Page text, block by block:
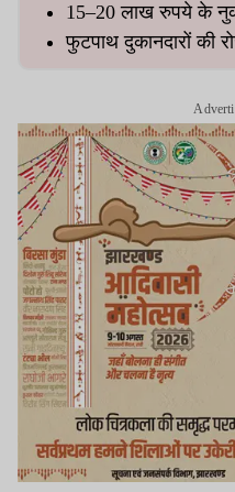
15–20 लाख रुपये के
फुटपाथ दुकानदारों की